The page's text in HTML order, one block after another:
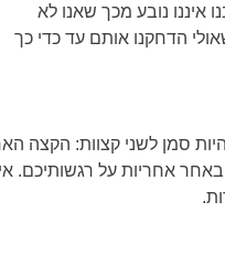
איננו נובע מכך שאנו לא
הדחקנו אותם עד כדי כך
סמן לשני קצוות: הקצה
אחריות על רגשותיכם.